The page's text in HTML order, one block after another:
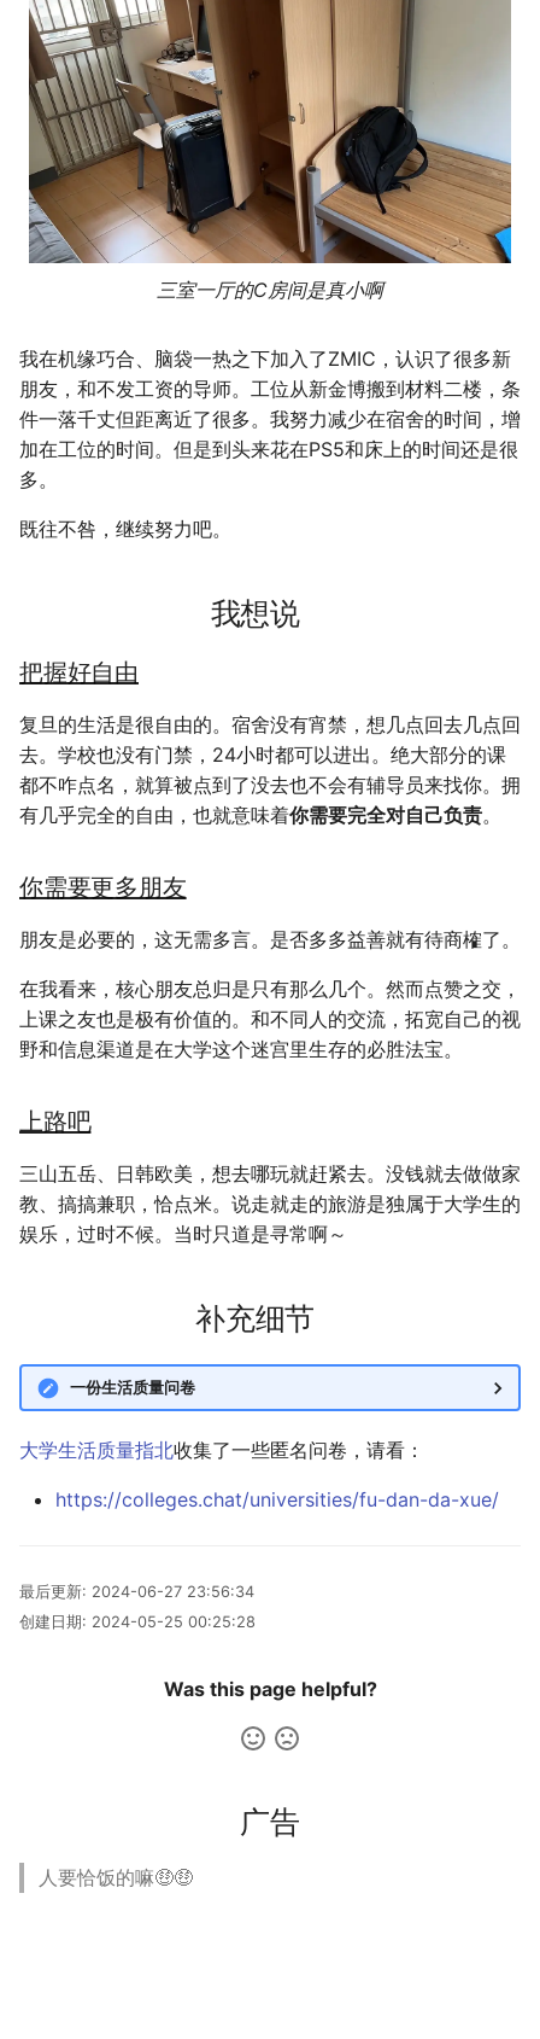
三室一厅的C房间是真小啊
我在机缘巧合、脑袋一热之下加入了ZMIC，认识了很多新
朋友，和不发工资的导师。工位从新金博搬到材料二楼，条
件一落千丈但距离近了很多。我努力减少在宿舍的时间，增
加在工位的时间。但是到头来花在PS5和床上的时间还是很
多。
既往不咎，继续努力吧。
我想说
把握好自由
复旦的生活是很自由的。宿舍没有宵禁，想几点回去几点回
去。学校也没有门禁，24小时都可以进出。绝大部分的课
都不咋点名，就算被点到了没去也不会有辅导员来找你。拥
有几乎完全的自由，也就意味着你需要完全对自己负责。
你需要更多朋友
朋友是必要的，这无需多言。是否多多益善就有待商榷了。
在我看来，核心朋友总归是只有那么几个。然而点赞之交，
上课之友也是极有价值的。和不同人的交流，拓宽自己的视
野和信息渠道是在大学这个迷宫里生存的必胜法宝。
上路吧
三山五岳、日韩欧美，想去哪玩就赶紧去。没钱就去做做家
教、搞搞兼职，恰点米。说走就走的旅游是独属于大学生的
娱乐，过时不候。当时只道是寻常啊～
补充细节
一份生活质量问卷
大学生活质量指北收集了一些匿名问卷，请看：
https://colleges.chat/universities/fu-dan-da-xue/
最后更新: 2024-06-27 23:56:34
创建日期: 2024-05-25 00:25:28
Was this page helpful?
广告
人要恰饭的嘛🤑🤑